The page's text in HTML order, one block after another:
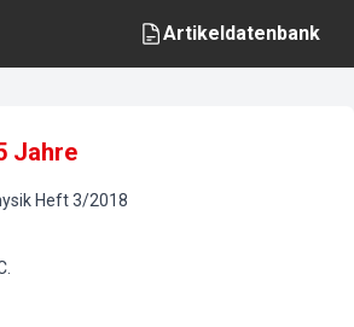
Artikeldatenbank
Jahre
Heft3/2018